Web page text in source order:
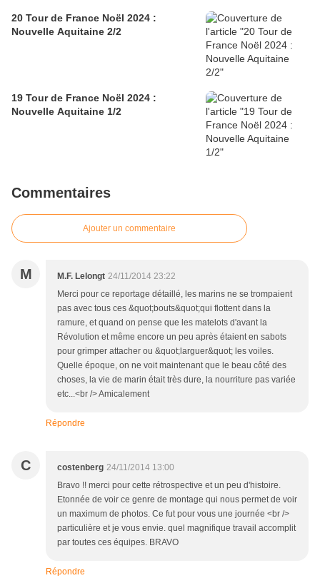
20 Tour de France Noël 2024 :
Nouvelle Aquitaine 2/2
19 Tour de France Noël 2024 :
Nouvelle Aquitaine 1/2
Commentaires
Ajouter un commentaire
M M.F. Lelongt 24/11/2014 23:22
Merci pour ce reportage détaillé, les marins ne se trompaient
pas avec tous ces &quot;bouts&quot;qui flottent dans la
ramure, et quand on pense que les matelots d'avant la
Révolution et même encore un peu après étaient en sabots
pour grimper attacher ou &quot;larguer&quot; les voiles.
Quelle époque, on ne voit maintenant que le beau côté des
choses, la vie de marin était très dure, la nourriture pas variée
etc...<br /> Amicalement
Répondre
C costenberg 24/11/2014 13:00
Bravo !! merci pour cette rétrospective et un peu d'histoire.
Etonnée de voir ce genre de montage qui nous permet de voir
un maximum de photos. Ce fut pour vous une journée <br />
particulière et je vous envie. quel magnifique travail accomplit
par toutes ces équipes. BRAVO
Répondre